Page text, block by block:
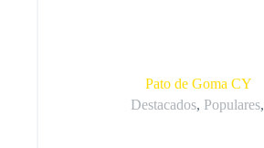
Pato de Goma CY
Destacados, Populares,